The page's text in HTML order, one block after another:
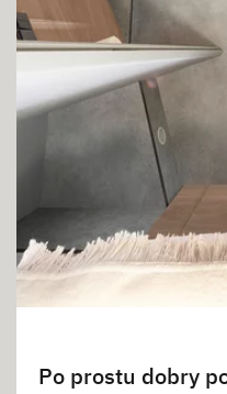
Po prostu dobry